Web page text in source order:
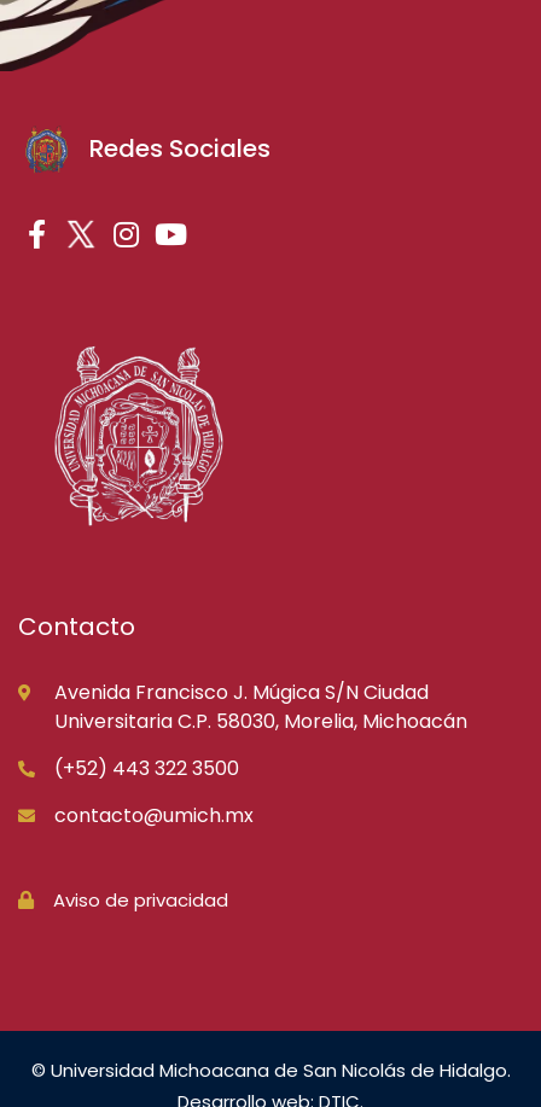
Redes Sociales
Contacto
Avenida Francisco J. Múgica S/N Ciudad
Universitaria C.P. 58030, Morelia, Michoacán
(+52) 443 322 3500
contacto@umich.mx
Aviso de privacidad
© Universidad Michoacana de San Nicolás de Hidalgo.
Desarrollo web: DTIC.